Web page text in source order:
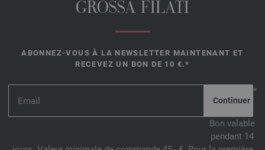
GROSSA FILATI
ABONNEZ-VOUS À LA NEWSLETTER MAINTENANT ET
RECEVEZ UN BON DE 10 €.*
*
Bon valable
pendant 14